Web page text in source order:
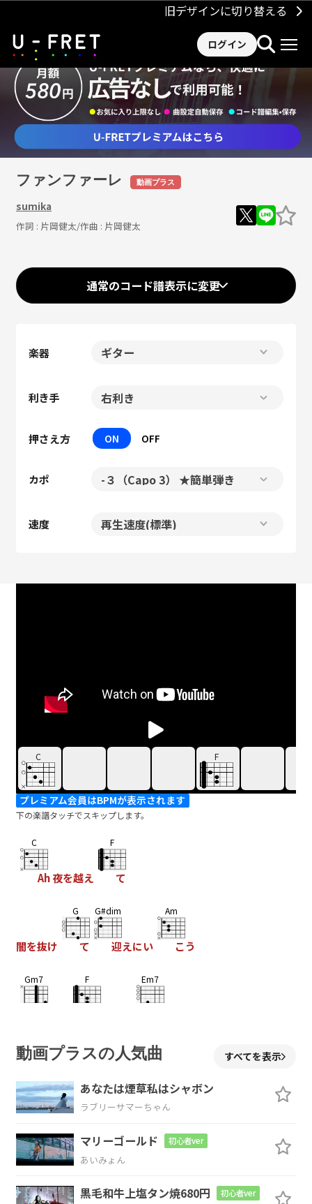
旧デザインに切り替える
ログイン
ファンファーレ 動画プラス
sumika
作詞 : 片岡健太/作曲 : 片岡健太
通常のコード譜表示に変更
楽器
利き手
押さえ方 ON OFF
カポ
速度
C F
プレミアム会員はBPMが表示されます
下の楽譜タッチでスキップします。
C
Ah 夜を越え
F
て
闇を抜け
G
て
G#dim
迎えにい
Am
こう
Gm7 F Em7
Am
今か
Dm7
ら全
Em7
て
F
迎えに いくよ
C F
F Em7
動画プラスの人気曲 すべてを表示
あなたは煙草私はシャボン
ラブリーサマーちゃん
マリーゴールド 初心者ver
あいみょん
黒毛和牛上塩タン焼680円 初心者ver